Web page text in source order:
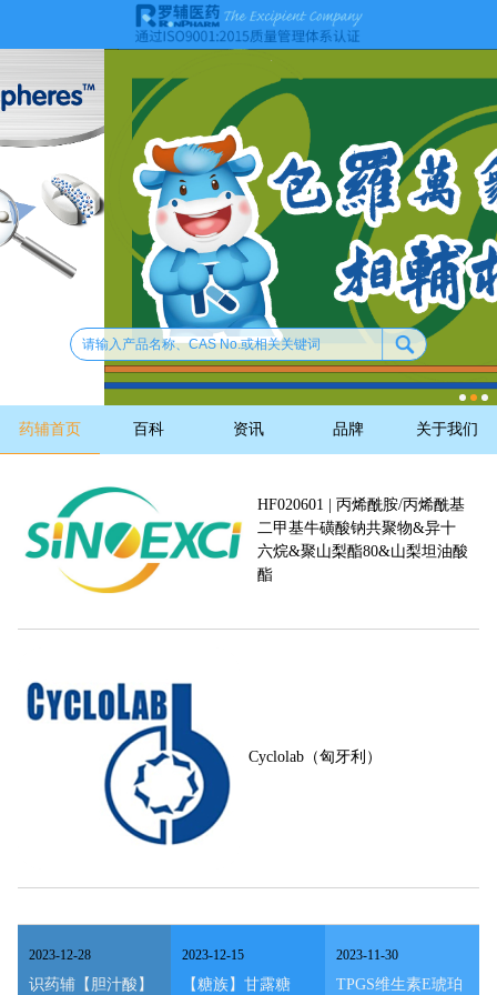
药辅首页 百科 资讯 品牌 关于我们
HF020601 | 丙烯酰胺/丙烯酰基
二甲基牛磺酸钠共聚物&异十
六烷&聚山梨酯80&山梨坦油酸
酯
Cyclolab（匈牙利）
识药辅【胆汁酸】
2023-12-28
【糖族】甘露糖
2023-12-15
TPGS维生素E琥珀
2023-11-30